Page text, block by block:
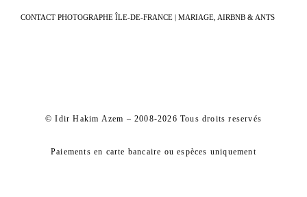
CONTACT PHOTOGRAPHE ÎLE-DE-FRANCE | MARIAGE, AIRBNB & ANTS
© Idir Hakim Azem – 2008-2026 Tous droits reservés
Paiements en carte bancaire ou espèces uniquement